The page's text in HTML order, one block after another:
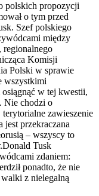
polskich propozycji
o tym przed
Szef polskiego
między
Komisji
Polski w sprawie
wszystkimi
w tej kwestii,
Nie chodzi o
zawieszenie
przekraczana
– wszyscy to
Tusk
zdaniem:
ponadto, że nie
z nielegalną